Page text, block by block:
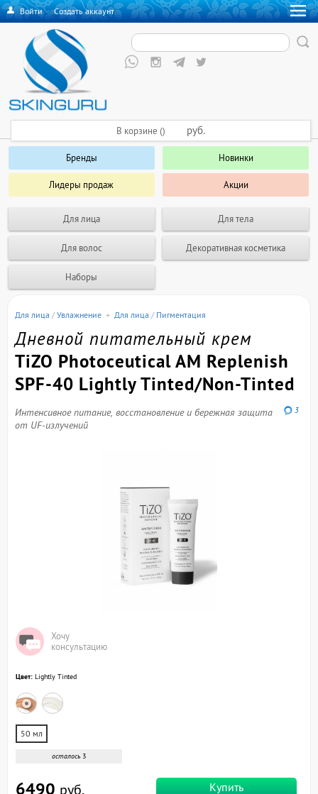
Войти·Создать аккаунт
Бренды Новинки
Лидеры продаж Акции
Для лица Для тела
Для волос Декоративная косметика
Наборы
В корзине () руб.
Для лица /Увлажнение + Для лица / Пигментация
Дневной питательный крем
TiZO Photoceutical AM Replenish
SPF-40 Lightly Tinted/Non-Tinted
3
Интенсивное питание, восстановление и бережная защита
от UF-излучений
Хочу
консультацию
Цвет: Lightly Tinted
50 мл
осталось 3
6490 руб. Купить